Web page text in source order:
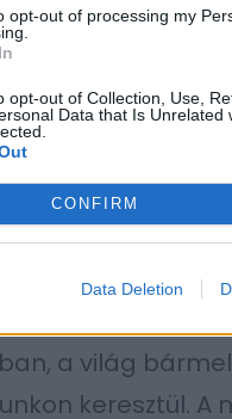
opt-out of processing my
opt-out of Collection, Use,
Data that Is Unrelated
CONFIRM
Data Deletion
és a fűtés, a
igény, az okos
és
elemei az
a világ
keresztül. A